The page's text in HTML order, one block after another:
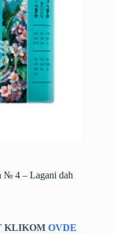
№ 4 – Lagani dah
KLIKOMOVDE